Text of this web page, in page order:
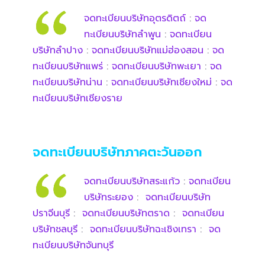
จดทะเบียนบริษัทอุตรดิตถ์ : จด
ทะเบียนบริษัทลำพูน : จดทะเบียน
บริษัทลำปาง : จดทะเบียนบริษัทแม่ฮ่องสอน : จด
ทะเบียนบริษัทแพร่ : จดทะเบียนบริษัทพะเยา : จด
ทะเบียนบริษัทน่าน : จดทะเบียนบริษัทเชียงใหม่ : จด
ทะเบียนบริษัทเชียงราย
จดทะเบียนบริษัทภาคตะวันออก
จดทะเบียนบริษัทสระแก้ว : จดทะเบียน
บริษัทระยอง : จดทะเบียนบริษัท
ปราจีนบุรี : จดทะเบียนบริษัทตราด : จดทะเบียน
บริษัทชลบุรี : จดทะเบียนบริษัทฉะเชิงเทรา : จด
ทะเบียนบริษัทจันทบุรี